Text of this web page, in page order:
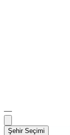
—
Şehir Seçimi